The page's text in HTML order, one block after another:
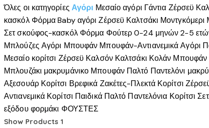
μπορούν
να
επιλεγούν
στη
σελίδα
του
προϊόντος
Όλες οι κατηγορίες Αγόρι Μεσαίο αγόρι Γάντια Ζέρσεϋ
κασκόλ Φόρμα Baby αγόρι Ζέρσεϋ Καλτσάκι Μοντγκόμερι
Σετ σκούφος-κασκόλ Φόρμα Φούτερ 0-24 μηνών 2-5
Μπλούζες Αγόρι Μπουφάν Μπουφάν-Αντιανεμικά Αγόρι
Μεσαίο κορίτσι Ζέρσεϋ Καλσόν Καλτσάκι Κολάν Μπουφάν
Μπλουζάκι μακρυμάνικο Μπουφάν Παλτό Παντελόνι μακρύ
Αξεσουάρ Κορίτσι Βρεφικά Ζακέτες-Πλεκτά Κορίτσι
Αντιανεμικά Κορίτσι Παιδικά Παλτό Παντελόνια Κορίτσι
εξόδου φορμάκι ΦΟΥΣΤΕΣ
Show Products 1